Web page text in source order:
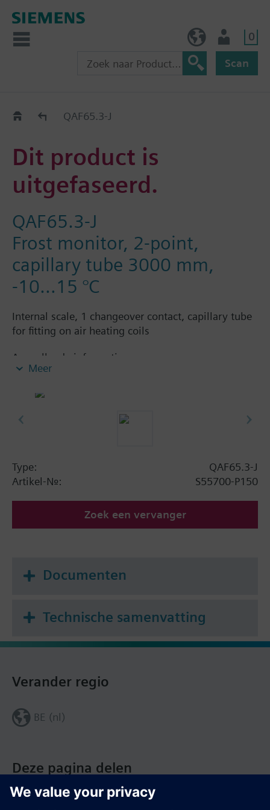
0
Scan
Old2NewQAF65.3-J
Dit product is
uitgefaseerd.
QAF65.3-J
Frost monitor, 2-point,
capillary tube 3000 mm,
-10…15 °C
Internal scale, 1 changeover contact, capillary tube
for fitting on air heating coils
Aanvullende informatie
For fixing the capillary, accessory AQM63.2 (2 x 3
clamps type FK-TZ1 is required.
Samenvatting
Meer
Type:
QAF65.3-J
Artikel-Nr.:
S55700-P150
Zoek een vervanger
Documenten
Technische samenvatting
Deze pagina delen
Verander regio
BE (nl)